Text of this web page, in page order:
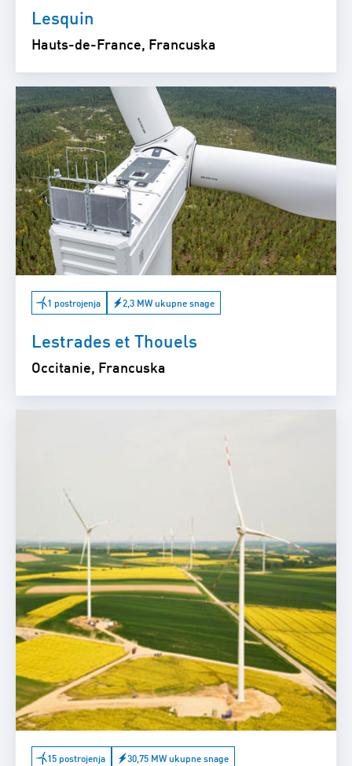
Lesquin
Hauts-de-France, Francuska
1 postrojenja 2,3 MW ukupne snage
Lestrades et Thouels
Occitanie, Francuska
15 postrojenja 30,75 MW ukupne snage